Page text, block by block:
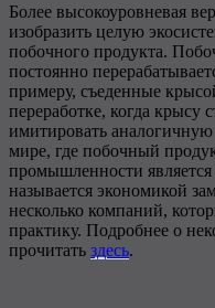
Более высокоуровневая
изобразить целую
побочного продукта.
постоянно
примеру, съеденные
переработке, когда
имитировать
мире, где побочный
промышленности
называется экономикой
несколько компаний,
практику. Подробнее о
прочитать здесь.